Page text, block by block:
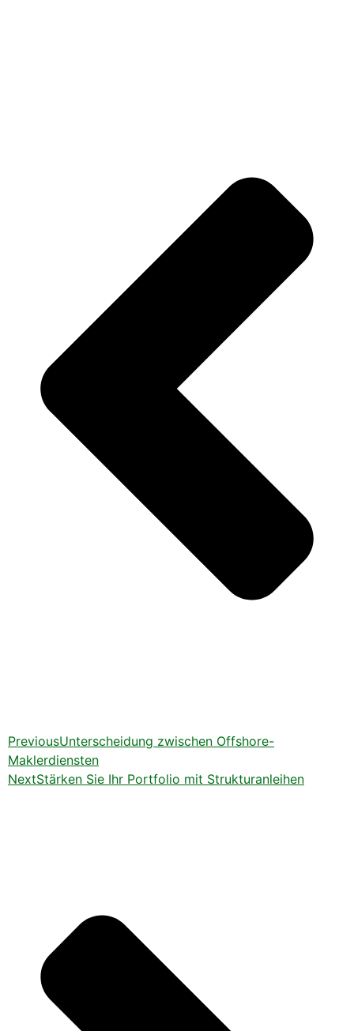
PreviousUnterscheidung zwischen Offshore-
Maklerdiensten
NextStärken Sie Ihr Portfolio mit Strukturanleihen